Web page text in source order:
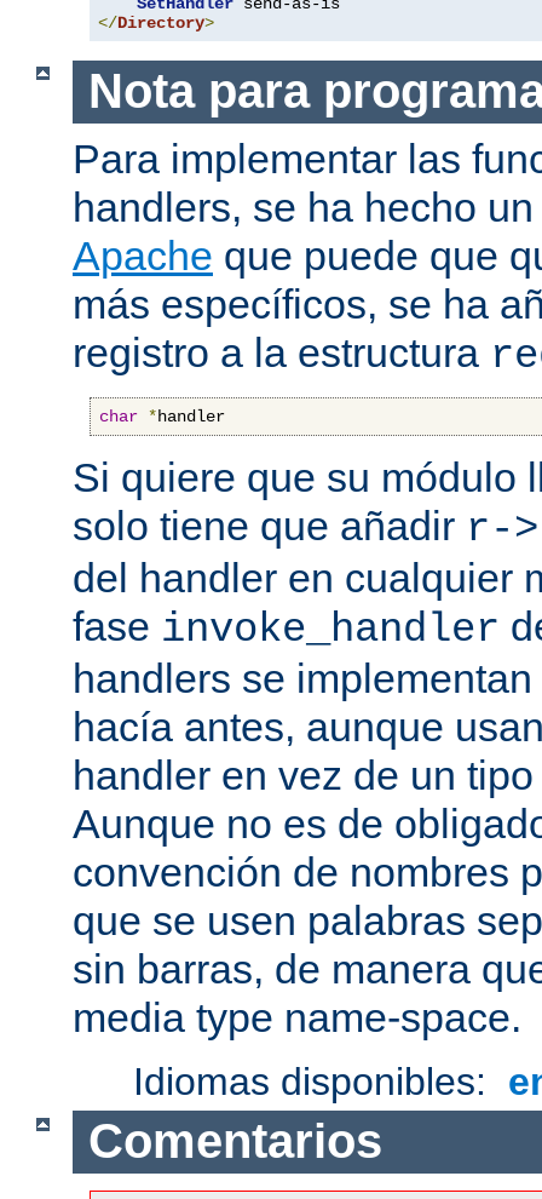
SetHandler
</Directory>
Nota para
Para implementar las
handlers, se ha hecho
Apache que puede que
más específicos, se ha
registro a la estructura
char *handler
Si quiere que su módulo
solo tiene que añadir r-
del handler en cualquier
fase invoke_handler
handlers se
hacía antes, aunque
handler en vez de un
Aunque no es de
convención de nombres
que se usen palabras
sin barras, de manera
media type name-space.
Idiomas disponibles:
Comentarios